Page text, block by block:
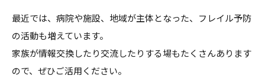
最近では、病院や施設、地域が主体となった、フレイル予防
の活動も増えています。
家族が情報交換したり交流したりする場もたくさんあります
ので、ぜひご活用ください。